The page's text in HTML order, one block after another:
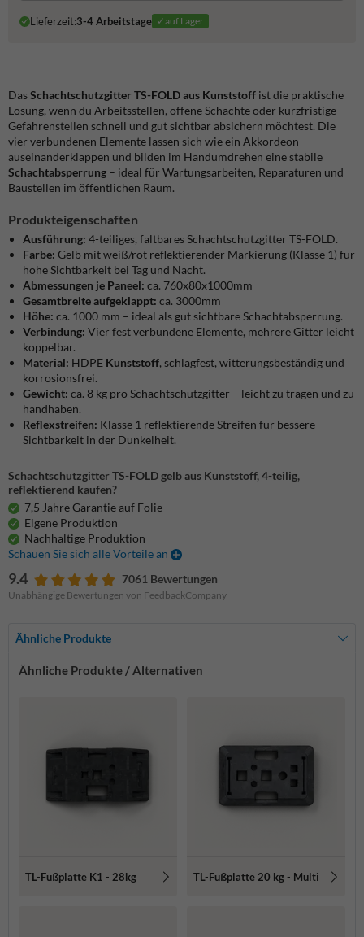
Lieferzeit:3-4 Arbeitstage ✓auf Lager
DasSchachtschutzgitter TS-FOLD aus Kunststoff ist die praktische
Lösung, wenn du Arbeitsstellen, offene Schächte oder kurzfristige
Gefahrenstellen schnell und gut sichtbar absichern möchtest. Die
vier verbundenen Elemente lassen sich wie ein Akkordeon
auseinanderklappen und bilden im Handumdrehen eine stabile
Schachtabsperrung – ideal für Wartungsarbeiten, Reparaturen und
Baustellen im öffentlichen Raum.
Produkteigenschaften
Ausführung: 4-teiliges, faltbares Schachtschutzgitter TS-FOLD.
Farbe: Gelb mit weiß/rot reflektierender Markierung (Klasse 1) für
hohe Sichtbarkeit bei Tag und Nacht.
Abmessungen je Paneel: ca. 760x80x1000mm
Gesamtbreite aufgeklappt: ca. 3000mm
Höhe: ca. 1000 mm – ideal als gut sichtbare Schachtabsperrung.
Verbindung: Vier fest verbundene Elemente, mehrere Gitter leicht
koppelbar.
Material: HDPE Kunststoff, schlagfest, witterungsbeständig und
korrosionsfrei.
Gewicht: ca. 8 kg pro Schachtschutzgitter – leicht zu tragen und zu
handhaben.
Reflexstreifen: Klasse 1 reflektierende Streifen für bessere
Sichtbarkeit in der Dunkelheit.
Schachtschutzgitter TS-FOLD gelb aus Kunststoff, 4-teilig,
reflektierend kaufen?
7,5 Jahre Garantie auf Folie
Eigene Produktion
Nachhaltige Produktion
Schauen Sie sich alle Vorteile an
9.4 7061 Bewertungen
Unabhängige Bewertungen von FeedbackCompany
Ähnliche Produkte
Ähnliche Produkte / Alternativen
TL-Fußplatte K1 - 28kg TL-Fußplatte 20 kg - Multi